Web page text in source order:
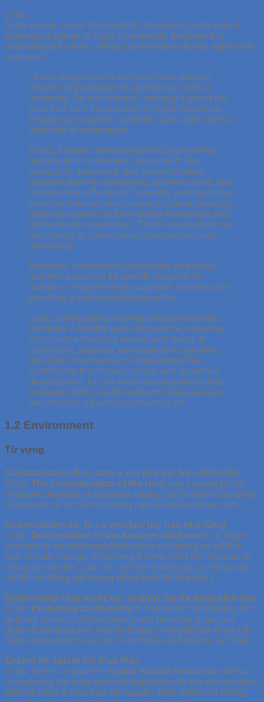
Ví dụ:
Many people argue that students should not participate in
students’ activities or clubs in university because it is
unbeneficial for them. Which point of view do you agree with
and why?
I firmly disagree with the notion that students
should not participate in activities or clubs in
university. On the contrary, I strongly support the
view that such involvement is highly beneficial.
Engaging in students’ activities and clubs offers a
multitude of advantages.
Firstly, it fosters personal growth by providing
opportunities to develop crucial skills like
leadership, teamwork, and communication.
Students learn to collaborate, problem-solve, and
manage time effectively. Secondly, participation in
extracurricular activities expands social networks,
allowing students to form lasting friendships and
professional connections. These connections can
open doors to future career opportunities and
mentorship.
Moreover, involvement in activities and clubs
nurtures a passion for specific subjects or
hobbies, complementing academic learning and
providing a well-rounded education.
Lastly, participating in extracurricular activities
promotes a healthy work-life balance, reducing
stress and enhancing overall well-being. In
conclusion, students’ participation in activities
and clubs in university is highly beneficial,
contributing to personal, social, and academic
development. It is an enriching experience that
enhances skills, builds networks, fuels passion,
and ensures a balanced university life.
1.2 Environment
Từ vựng
Contamination /kənˌtæm.əˈneɪ.ʃən/ (n): Sự nhiễm độc
Ví dụ: The contamination of the river was caused by the
improper disposal of industrial waste. (Sự ô nhiễm của dòng
sông là do xử lý chất thải công nghiệp không đúng cách.)
Deforestation /diːˌfɔːr.əˈsteɪ.ʃən/ (n): nạn phá rừng
Ví dụ: Deforestation in the Amazon rainforest is a major
concern for environmentalists due to its impact on wildlife
and climate change. (Phá rừng ở rừng nhiệt đới Amazon là
mối quan tâm lớn của các nhà môi trường do tác động của
nó đối với động vật hoang dã và biến đổi khí hậu.)
Biodiversity /ˌbaɪ.oʊ.dɪˈvɝː.sə.t̬i (n): sự đa dạng sinh học
Ví dụ: Protecting biodiversity is crucial for maintaining the
delicate balance of ecosystems and preserving species.
(Bảo vệ đa dạng sinh học là rất quan trọng để duy trì sự cân
bằng mong manh của các hệ sinh thái và bảo tồn các loài.)
Exploit /ɪkˈsplɔɪt/ (v): khai thác
Ví dụ: Some companies exploit natural resources without
considering the long-term consequences for the environment.
(Một số công ty khai thác tài nguyên thiên nhiên mà không